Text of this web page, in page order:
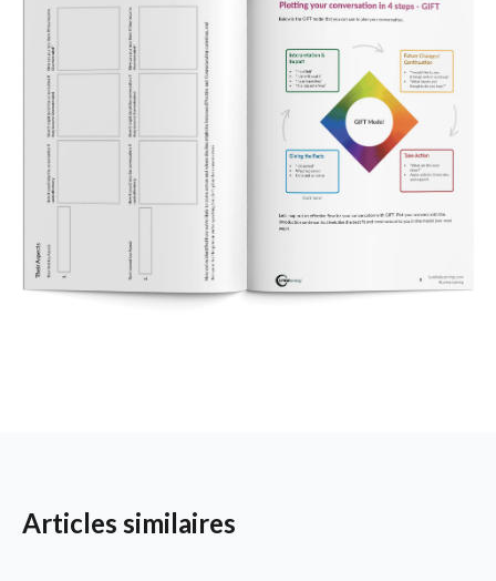
Articles similaires